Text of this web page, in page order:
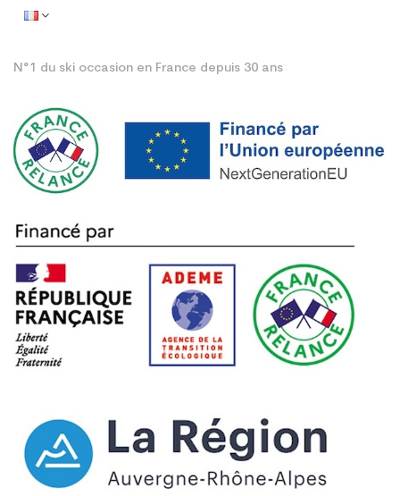
N°1 du ski occasion en France depuis 30 ans